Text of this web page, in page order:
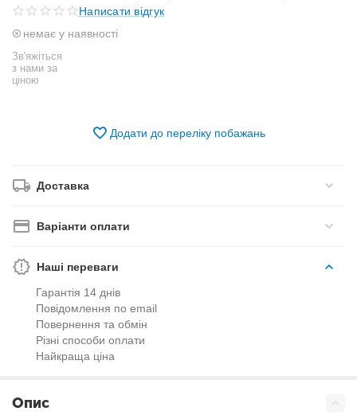
Написати відгук
немає у наявності
Зв'яжіться
з нами за
ціною
Додати до переліку побажань
Доставка
Варіанти оплати
Наші переваги
Гарантія 14 днів
Повідомлення по email
Повернення та обмін
Різні способи оплати
Найкраща ціна
Опис